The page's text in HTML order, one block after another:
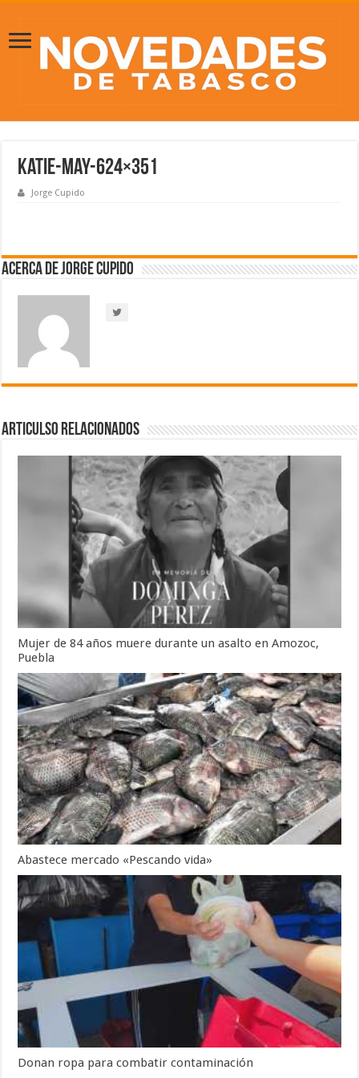
katie-may-624×351
Jorge Cupido
Acerca de Jorge Cupido
Articulso Relacionados
Mujer de 84 años muere durante un asalto en Amozoc,
Puebla
Abastece mercado «Pescando vida»
Donan ropa para combatir contaminación